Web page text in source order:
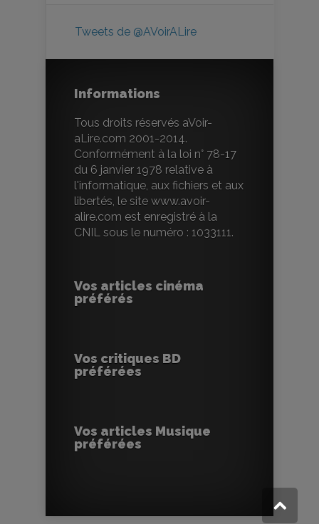
Tweets de @AVoirALire
Informations
Tous droits réservés aVoir-
aLire.com 2001-2014.
Conformément à la loi n° 78-17
du 6 janvier 1978 relative à
l'informatique, aux fichiers et aux
libertés, le site www.avoir-
alire.com est enregistré à la
CNIL sous le numéro : 1033111.
Vos articles cinéma
préférés
Vos critiques BD
préférées
Vos articles Musique
préférées